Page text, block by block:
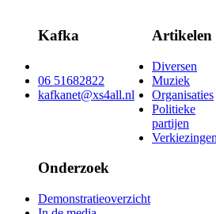
Kafka
06 51682822
kafkanet@xs4all.nl
Artikelen
Diversen
Muziek
Organisaties
Politieke
partijen
Verkiezingen
Onderzoek
Demonstratieoverzicht